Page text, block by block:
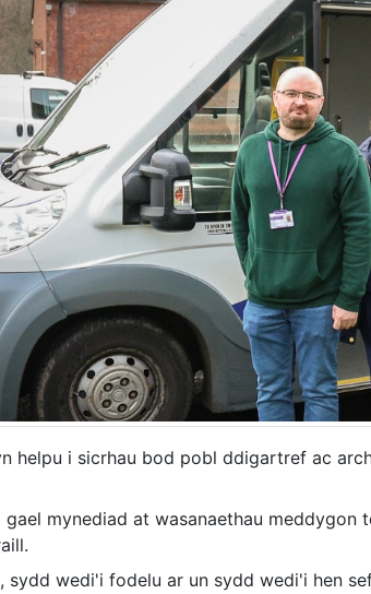
helpu i sicrhau bod pobl ddigartref ac
mynediad at wasanaethau
sydd wedi'i fodelu ar un sydd wedi'i hen